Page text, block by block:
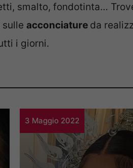
smalto, fondotinta…
acconciature da
i giorni.
3 Maggio 2022